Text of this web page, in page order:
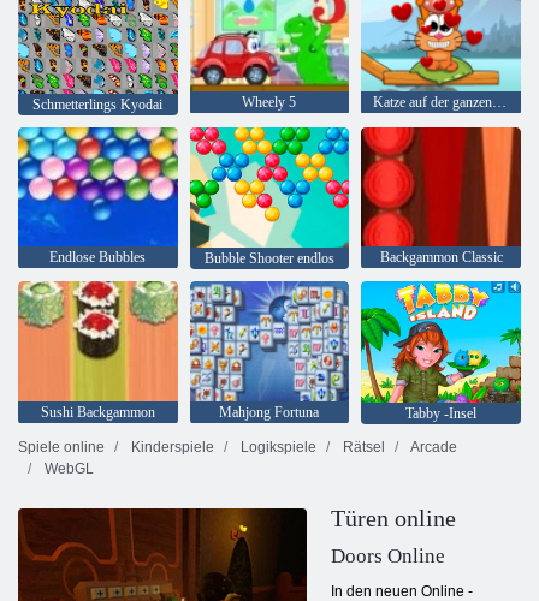
Schmetterlings Kyodai Wheely 5 Katze auf der ganzen Welt - Alpenseen
Endlose Bubbles Bubble Shooter endlos Backgammon Classic
Sushi Backgammon Mahjong Fortuna
Tabby -Insel
Spiele online
Kinderspiele Logikspiele Rätsel
Arcade
WebGL
Türen online
Doors Online
In den neuen Online -